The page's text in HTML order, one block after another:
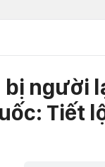
người
Tiết